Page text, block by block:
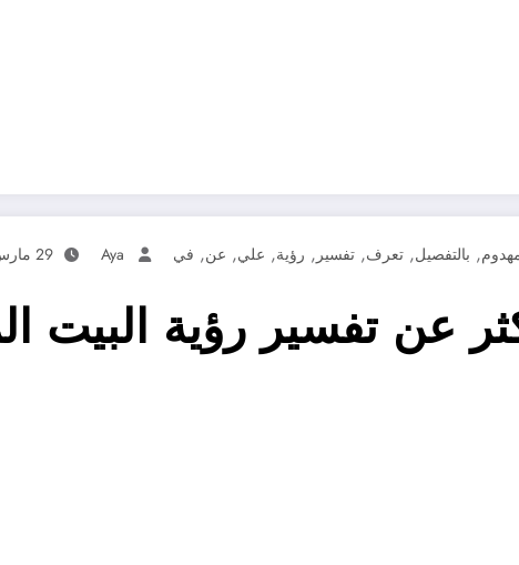
, بالتفصيل, تعرف, تفسير , رؤية, علي, عن, في Aya 29 مارس، 2025
تفسير رؤية البيت